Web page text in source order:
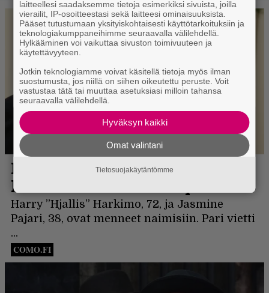
laitteellesi saadaksemme tietoja esimerkiksi sivuista, joilla
vierailit, IP-osoitteestasi sekä laitteesi ominaisuuksista.
Pääset tutustumaan yksityiskohtaisesti käyttötarkoituksiin ja
teknologiakumppaneihimme seuraavalla välilehdellä.
Hylkääminen voi vaikuttaa sivuston toimivuuteen ja
käytettävyyteen.
Jotkin teknologiamme voivat käsitellä tietoja myös ilman
suostumusta, jos niillä on siihen oikeutettu peruste. Voit
vastustaa tätä tai muuttaa asetuksiasi milloin tahansa
seuraavalla välilehdellä.
Hyväksyn kaikki
Omat valintani
Tietosuojakäytäntömme